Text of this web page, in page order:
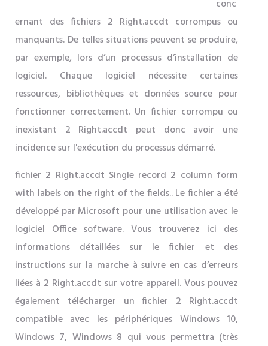
conc
ernant des fichiers 2 Right.accdt corrompus ou
manquants. De telles situations peuvent se produire,
par exemple, lors d’un processus d’installation de
logiciel. Chaque logiciel nécessite certaines
ressources, bibliothèques et données source pour
fonctionner correctement. Un fichier corrompu ou
inexistant 2 Right.accdt peut donc avoir une
incidence sur l'exécution du processus démarré.
fichier 2 Right.accdt Single record 2 column form
with labels on the right of the fields.. Le fichier a été
développé par Microsoft pour une utilisation avec le
logiciel Office software. Vous trouverez ici des
informations détaillées sur le fichier et des
instructions sur la marche à suivre en cas d’erreurs
liées à 2 Right.accdt sur votre appareil. Vous pouvez
également télécharger un fichier 2 Right.accdt
compatible avec les périphériques Windows 10,
Windows 7, Windows 8 qui vous permettra (très